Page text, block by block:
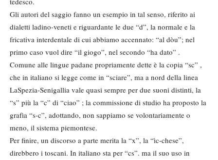
Gli autori del saggio fanno un esempio in tal senso, riferito ai
dialetti ladino-veneti e riguardante le due “d”, la normale e la
fricativa interdentale di cui abbiamo accennato: “al dòu”; nel
primo caso vuol dire “il giogo”, nel secondo “ha dato” .
Comune alle lingue padane propriamente dette è la copia “sc” ,
che in italiano si legge come in “sciare”, ma a nord della linea
LaSpezia-Senigallia vale quasi sempre per due suoni distinti, la
“s” più la “c” di “ciao” ; la commissione di studio ha proposto la
grafìa “s-c”, adottando, non sappiamo se volontariamente o
meno, il sistema piemontese.
Per finire, un discorso a parte merita la “x”, la “ìc-chese”,
direbbero i toscani. In italiano sta per “cs”. ma il suo uso in